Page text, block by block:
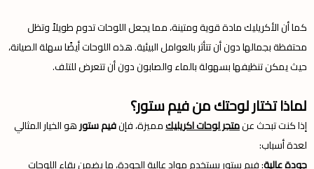
كما أن الأكريليك مادة قوية ومتينة، مما يجعل اللوحات تدوم طويلاً وتظل
محتفظة بجمالها دون أن تتأثر بالعوامل البيئية. هذه اللوحات أيضًا سهلة الصيانة،
حيث يمكن تنظيفها بسهولة بالماء والصابون دون أن تتعرض للتلف.
لماذا تختار لوحتك من فيم ستور؟
إذا كنت تبحث عنمتجر لوحات اكريليكمميزة، فإنفيم ستورهو الخيار المثالي
لعدة أسباب:
جودة عالية: فيم ستور يستخدم مواد عالية الجودة، ما يضمن بقاء اللوحات